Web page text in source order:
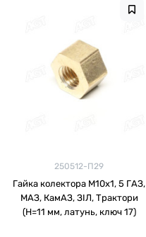
250512-П29
Гайка колектора М10х1, 5 ГАЗ,
МАЗ, КамАЗ, ЗІЛ, Трактори
(H=11 мм, латунь, ключ 17)